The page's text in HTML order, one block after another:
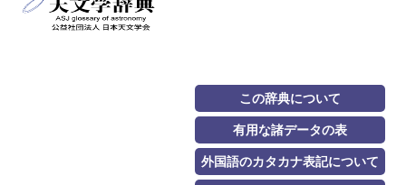
この辞典について
有用な諸データの表
外国語のカタカナ表記について